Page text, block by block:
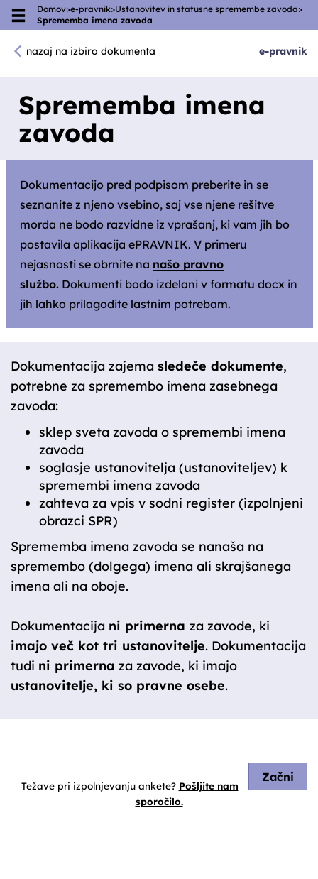
Skoči na vsebino
Domov>e-pravnik>Ustanovitev in statusne spremembe zavoda>
Sprememba imena zavoda
nazaj na izbiro dokumenta e-pravnik
Sprememba imena
zavoda
Dokumentacijo pred podpisom preberite in se
seznanite z njeno vsebino, saj vse njene rešitve
morda ne bodo razvidne iz vprašanj, ki vam jih bo
postavila aplikacija ePRAVNIK. V primeru
nejasnosti se obrnite na našo pravno
službo.Dokumenti bodo izdelani v formatu docx in
jih lahko prilagodite lastnim potrebam.
Dokumentacija zajema sledeče dokumente,
potrebne za spremembo imena zasebnega
zavoda:
sklep sveta zavoda o spremembi imena
zavoda
soglasje ustanovitelja (ustanoviteljev) k
spremembi imena zavoda
zahteva za vpis v sodni register (izpolnjeni
obrazci SPR)
Sprememba imena zavoda se nanaša na
spremembo (dolgega) imena ali skrajšanega
imena ali na oboje.
Dokumentacija ni primerna za zavode, ki
imajo več kot tri ustanovitelje. Dokumentacija
tudi ni primerna za zavode, ki imajo
ustanovitelje, ki so pravne osebe.
Začni
Težave pri izpolnjevanju ankete? Pošljite nam
sporočilo.